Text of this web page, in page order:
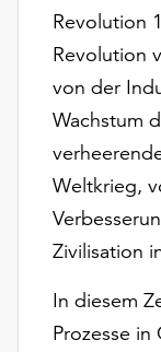
Revolution
Revolution
von der
Wachstum
Weltkrieg,
Zivilisation
In diesem
Prozesse